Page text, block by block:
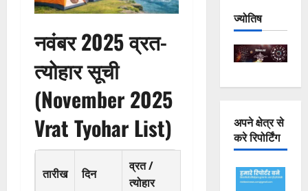
नवंबर 2025 व्रत-
त्योहार सूची
(November 2025
Vrat Tyohar List)
तारीख दिन
व्रत /
त्योहार
ज्योतिष
अपने क्षेत्र से
करे रिपोर्टिंग